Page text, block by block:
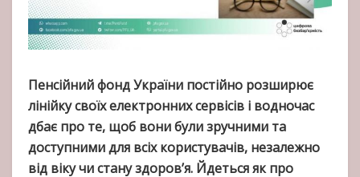
Пенсійний фонд України постійно розширює
лінійку своїх електронних сервісів і водночас
дбає про те, щоб вони були зручними та
доступними для всіх користувачів, незалежно
від віку чи стану здоров’я. Йдеться як про